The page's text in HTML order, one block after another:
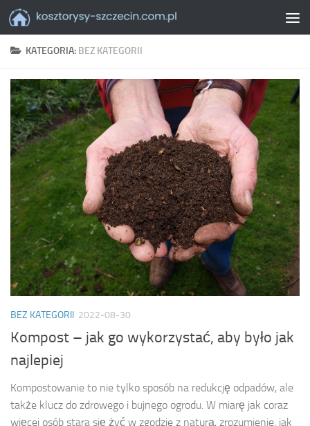
Skip to content
KATEGORIA: BEZ KATEGORII
BEZ KATEGORII 2022-08-30
Kompost – jak go wykorzystać, aby było jak
najlepiej
Kompostowanie to nie tylko sposób na redukcję odpadów, ale
także klucz do zdrowego i bujnego ogrodu. W miarę jak coraz
więcej osób stara się żyć w zgodzie z naturą, zrozumienie, jak